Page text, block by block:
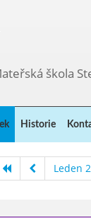
škola
Historie
Leden